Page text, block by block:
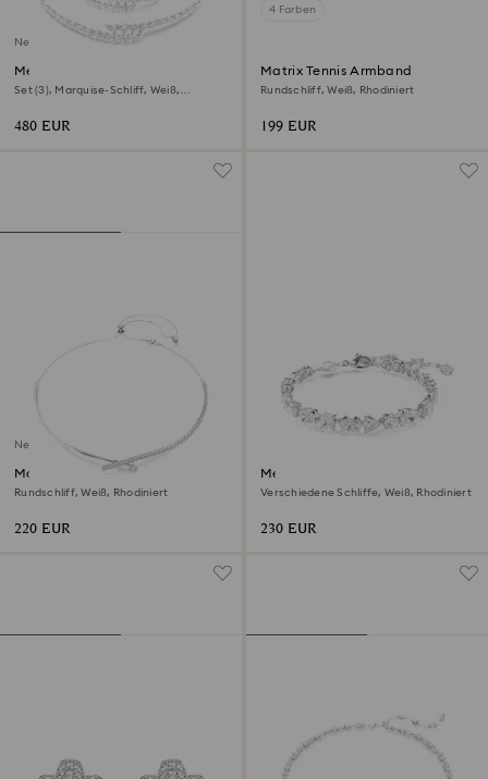
Neu
Mesmera Set
Set (3), Marquise-Schliff, Weiß,
480 EUR
4 Farben
Matrix Tennis Armband
Rundschliff, Weiß, Rhodiniert
199 EUR
Neu
Matrix Halskette
Rundschliff, Weiß, Rhodiniert
220 EUR
Mesmera Armband
Verschiedene Schliffe, Weiß, Rhodiniert
230 EUR